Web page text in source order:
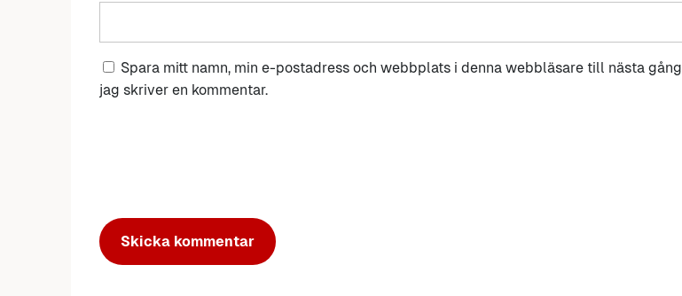
Spara mitt namn, min e-postadress och webbplats i denna webbläsare till nästa gång
jag skriver en kommentar.